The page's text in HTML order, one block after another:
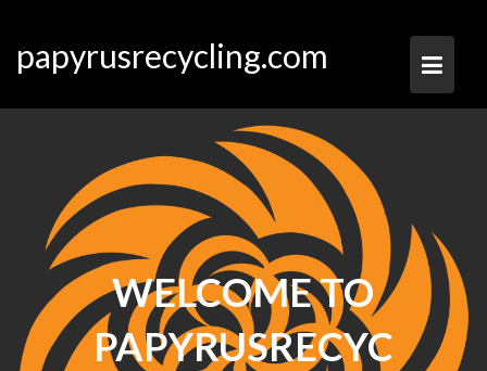
papyrusrecycling.com
WELCOME TO
PAPYRUSRECYC